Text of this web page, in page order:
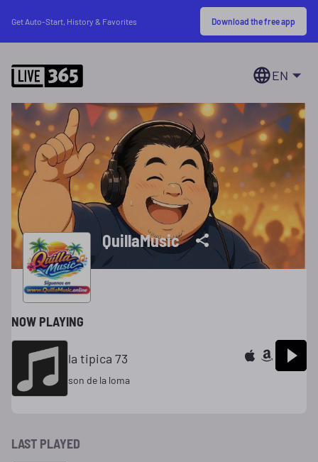
Get Auto-Start, History & Favorites Download the free app
EN
QuillaMusic
NOW PLAYING
la tipica 73
son de la loma
LAST PLAYED